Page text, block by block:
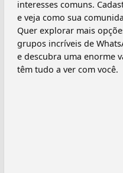
interesses comuns.
e veja como sua
Quer explorar mais
grupos incríveis de
e descubra uma enorme
têm tudo a ver com você.